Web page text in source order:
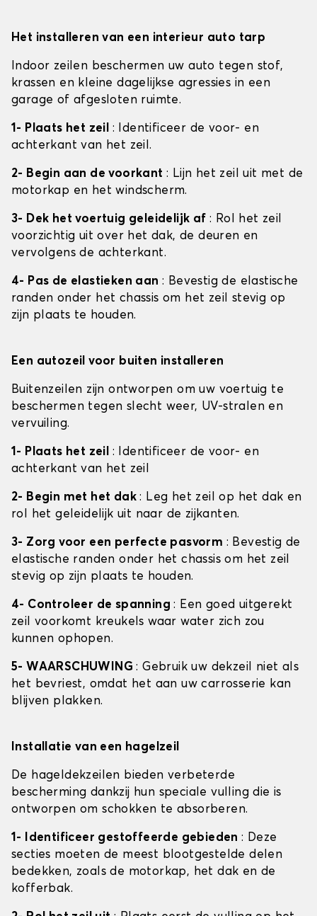
Het installeren van een interieur auto tarp
Indoor zeilen beschermen uw auto tegen stof,
krassen en kleine dagelijkse agressies in een
garage of afgesloten ruimte.
1- Plaats het zeil : Identificeer de voor- en
achterkant van het zeil.
2- Begin aan de voorkant : Lijn het zeil uit met de
motorkap en het windscherm.
3- Dek het voertuig geleidelijk af : Rol het zeil
voorzichtig uit over het dak, de deuren en
vervolgens de achterkant.
4- Pas de elastieken aan : Bevestig de elastische
randen onder het chassis om het zeil stevig op
zijn plaats te houden.
Een autozeil voor buiten installeren
Buitenzeilen zijn ontworpen om uw voertuig te
beschermen tegen slecht weer, UV-stralen en
vervuiling.
1- Plaats het zeil : Identificeer de voor- en
achterkant van het zeil
2- Begin met het dak: Leg het zeil op het dak en
rol het geleidelijk uit naar de zijkanten.
3- Zorg voor een perfecte pasvorm : Bevestig de
elastische randen onder het chassis om het zeil
stevig op zijn plaats te houden.
4- Controleer de spanning: Een goed uitgerekt
zeil voorkomt kreukels waar water zich zou
kunnen ophopen.
5- WAARSCHUWING: Gebruik uw dekzeil niet als
het bevriest, omdat het aan uw carrosserie kan
blijven plakken.
Installatie van een hagelzeil
De hageldekzeilen bieden verbeterde
bescherming dankzij hun speciale vulling die is
ontworpen om schokken te absorberen.
1- Identificeer gestoffeerde gebieden: Deze
secties moeten de meest blootgestelde delen
bedekken, zoals de motorkap, het dak en de
kofferbak.